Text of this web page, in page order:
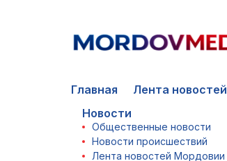
Главная Лента новостей
Новости
Общественные новости
Новости происшествий
Лента новостей Мордовии